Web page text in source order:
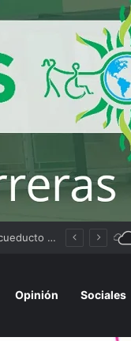
Opinión Sociales